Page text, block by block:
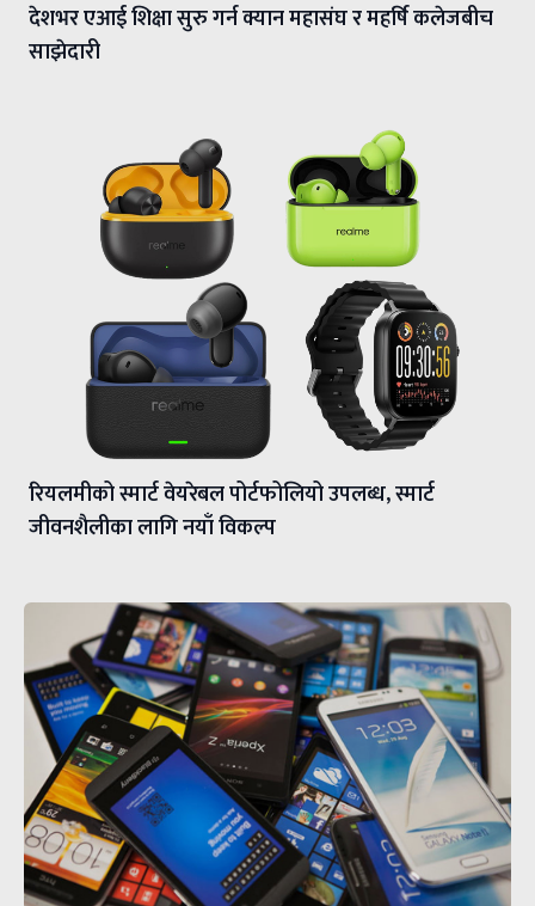
देशभर एआई शिक्षा सुरु गर्न क्यान महासंघ र महर्षि कलेजबीच
साझेदारी
रियलमीको स्मार्ट वेयरेबल पोर्टफोलियो उपलब्ध, स्मार्ट
जीवनशैलीका लागि नयाँ विकल्प